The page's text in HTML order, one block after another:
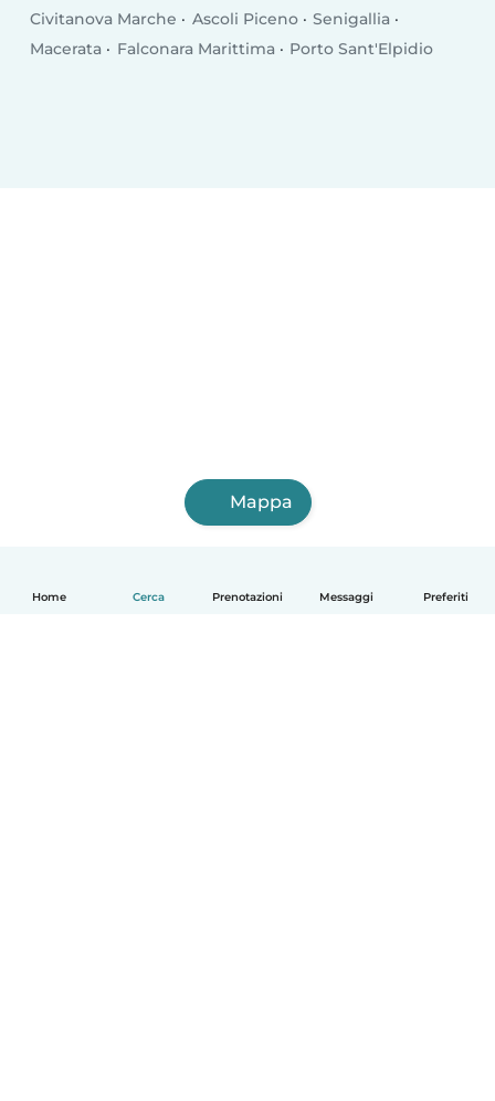
Home Cerca Prenotazioni Messaggi Preferiti
Civitanova Marche
Ascoli Piceno
Senigallia
Macerata
Falconara Marittima Porto Sant'Elpidio
Mappa